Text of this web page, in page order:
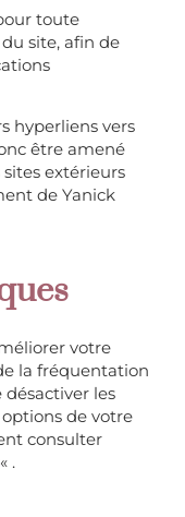
toute
site, afin de
hyperliens vers
être amené
extérieurs
de Yanick
votre
la fréquentation
désactiver les
de votre
consulter
« .